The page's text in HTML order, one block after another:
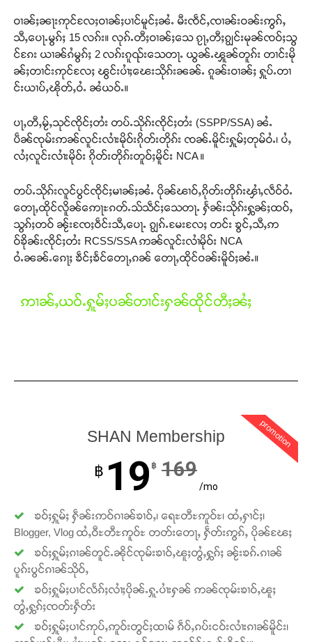
Support SHAN
တႃႇႁႂ်ႈသဵင်ၵၢင်ၸႂ်ၵူၼ်းမိူင်း ၵူႈတီႈၵူႈလႅၼ်ပေႃးတေၸွ
တ်ႇ တူဝ်ႈလုမ်ႈၾႃႉၼၼ်ႉ ၶဝ်ႈႁူမ်ႈၵမ်ႉထႅမ် ၸုမ်းၶၢ
ဝ်ႇၽူႈတွႆႇႁွၵ်ႈ လႆႈယူႇၶႃႈဢေႃႈ။
Donate Now
ဝၢၼ်ႈၼႃးဢုင်လႄႈဝၢၼ်ႈပၢင်မူင်ႈၼႆႉ မီးၸဵင်ႇၸၢၼ်းဝၼ်းဢွၵ်ႇ
သီႇပေႃႉမွၵ်ႈ 15 လၵ်း။ လုၵ်ႉတီႈဝၢၼ်ႈသေ ၵႂႃႇတီႈၵျွင်းမုၼ်ၸဝ်ႈသွ
င်ၵႄး ယၢၼ်ၵႆမွၵ်ႈ 2 လၵ်းၵူၺ်းသေတႃႉ ယွၼ်ႉၾူၼ်တူၵ်း တၢင်းမို
ၼ်ႈတၢင်းဢုင်လႄႈ ၽွင်းပၢႆႈၽေးသိုၵ်းၼၼ်ႉ ၵူၼ်းဝၢၼ်ႈ ႁူပ်ႉတၢ
င်းယၢပ်ႇၽိုတ်ႇဝႆႉ ၼႆယဝ်ႉ။
ပႃႇတီႇမႂ်ႇသုင်ၸိုင်ႈတႆး တပ်ႉသိုၵ်းၸိုင်ႈတႆး (SSPP/SSA) ၼႆႉ
ပဵၼ်ၸုမ်းဢၼ်လူင်းလၢႆးမိုဝ်းၵိုတ်းတိုၵ်း ၸၼ်ႉမိူင်းႁူမ်ႈတုမ်ဝႆႉ၊ ပႆႇ
လႆႈလူင်းလၢႆးမိုဝ်း ၵိုတ်းတိုၵ်းတူဝ်ႈမိူင်း NCA ။
တပ်ႉသိုၵ်းလူင်ပွင်ၸိုင်ႈမၢၼ်ႈၼႆႉ ပိုၼ်ၽၢဝ်ႇၵိုတ်းတိုၵ်းၾၢႆႇလဵဝ်ဝႆႉ
တေႃႇထိုင်လိူၼ်ဢေႃႊၵတ်ႉသ်သဵင်ႈသေတႃႉ ႁႅၼ်းသိုၵ်းႁွၼ်ႈထဝ်ႇ
သွၵ်ႈတဝ် ၼႂ်းၸႄႈဝဵင်းသီႇပေႃႉ ၵျွၵ်ႉမႄးလႄႈ တင်း ၶွင်ႇသီႇဢ
ဝ်ၶိုၼ်းၸိုင်ႈတႆး RCSS/SSA ဢၼ်လူင်းလၢႆမိုဝ်း NCA
ဝႆႉၼၼ်ႉၵေႃႈ ၶဵင်ႈၶႅင်တေႃႇၵၼ် တေႃႇထိုင်ဝၼ်းမိူဝ်ႈၼႆႉ။
ဢၢၼ်ႇယဝ်ႉႁူမ်ႈပၼ်တၢင်းႁၼ်ထိုင်တီႈၼႆႈ
promotion
SHAN Membership
฿ 19 ฿ 169
/mo
ၶဝ်ႈႁူမ်ႈ ႁဵၼ်းဢဝ်ၵၢၼ်ၶၢဝ်ႇ၊ ရေႊတီႊဢူဝ်ႊ၊ ထႆႇႁၢင်ႈ၊
Blogger, Vlog ထႆႇဝီႊတီႊဢူဝ်ႊ တတ်းတေႃႇ ႁဵတ်းဢွၵ်ႇ ပိုၼ်ၽႄႈ
ၶဝ်ႈႁူမ်ႈၵၢၼ်တူင်ႉၼိုင်ၸုမ်းၶၢဝ်ႇၽူႈတွႆႇႁွၵ်ႈ ၼႂ်းၶၵ်ႉၵၢၼ်
ပူၵ်းပွင်ၵၢၼ်သိုဝ်ႇ
ၶဝ်ႈႁူမ်ႈပၢင်လႅၵ်ႈလၢႆႈပိုၼ်ႉႁူႉပၢႆးႁၼ် ဢၼ်ၸုမ်းၶၢဝ်ႇၽူႈ
တွႆႇႁွၵ်ႈၸတ်းႁဵတ်း
ၶဝ်ႈႁူမ်ႈပၢင်ဢုပ်ႇဢူဝ်းတွင်ႈထၢမ် ၵဵဝ်ႇၵပ်းငဝ်းလၢႆးၵၢၼ်မိူင်း၊